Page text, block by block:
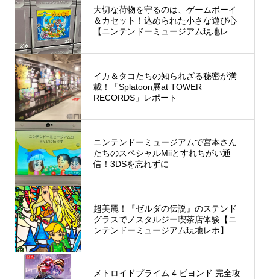
大切な荷物を守るのは、ゲームボーイ
＆カセット！込められた小さな遊び心
【ニンテンドーミュージアム現地レ...
イカ＆タコたちの知られざる秘密が満
載！「Splatoon展at TOWER
RECORDS」レポート
ニンテンドーミュージアムで宮本さん
たちのスペシャルMiiとすれちがい通
信！3DSを忘れずに
超美麗！『ゼルダの伝説』のステンド
グラスでノスタルジー喫茶店体験【ニ
ンテンドーミュージアム現地レポ】
メトロイドプライム 4 ビヨンド 完全攻